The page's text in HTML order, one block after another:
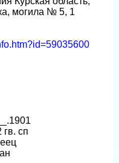
могила № 5, 1
сп